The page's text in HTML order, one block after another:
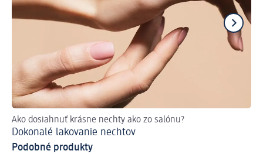
Ako dosiahnuť krásne nechty ako zo salónu?
Dokonalé lakovanie nechtov
Podobné produkty